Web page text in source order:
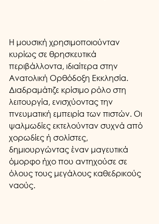
Η μουσική χρησιμοποιούνταν
κυρίως σε θρησκευτικά
περιβάλλοντα, ιδιαίτερα στην
Ανατολική Ορθόδοξη Εκκλησία.
Διαδραμάτιζε κρίσιμο ρόλο στη
λειτουργία, ενισχύοντας την
πνευματική εμπειρία των πιστών. Οι
ψαλμωδίες εκτελούνταν συχνά από
χορωδίες ή σολίστες,
δημιουργώντας έναν μαγευτικά
όμορφο ήχο που αντηχούσε σε
όλους τους μεγάλους καθεδρικούς
ναούς.